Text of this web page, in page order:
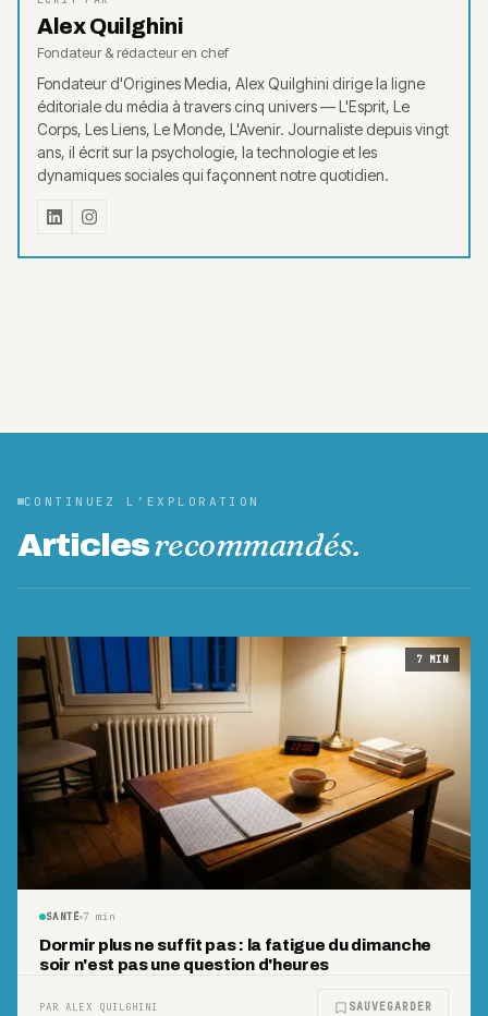
Alex Quilghini
Fondateur & rédacteur en chef
Fondateur d'Origines Media, Alex Quilghini dirige la ligne
éditoriale du média à travers cinq univers — L'Esprit, Le
Corps, Les Liens, Le Monde, L'Avenir. Journaliste depuis vingt
ans, il écrit sur la psychologie, la technologie et les
dynamiques sociales qui façonnent notre quotidien.
CONTINUEZ L’EXPLORATION
Articlesrecommandés.
7 MIN
SANTÉ 7 min
Dormir plus ne suffit pas : la fatigue du dimanche
soir n'est pas une question d'heures
PAR ALEX QUILGHINI SAUVEGARDER